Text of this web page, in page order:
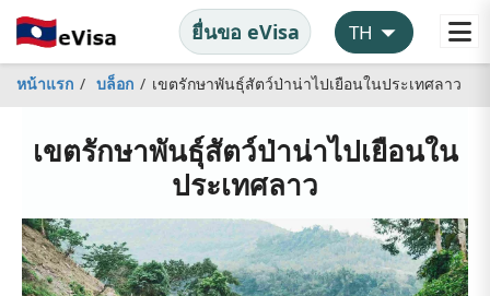
ยื่นขอ eVisa
หน้าแรก บล็อก เขตรักษาพันธุ์สัตว์ป่าน่าไปเยือนในประเทศลาว
เขตรักษาพันธุ์สัตว์ป่าน่าไปเยือนใน
ประเทศลาว